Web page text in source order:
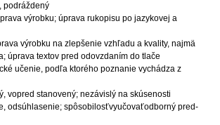
podráždený
výrobku; úprava rukopisu po jazykovej a
výrobku na zlepšenie vzhľadu a kvality, najmä
úprava textov pred odovzdaním do tlače
učenie, podľa ktorého poznanie vychádza z
vopred stanovený; nezávislý na skúsenosti
odsúhlasenie; spôsobilosťvyučovaťodborný pred-